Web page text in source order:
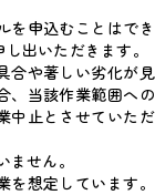
を申込むことはでき
出いただきます。
合や著しい劣化が見
、当該作業範囲への
中止とさせていただ
せん。
想定しています。